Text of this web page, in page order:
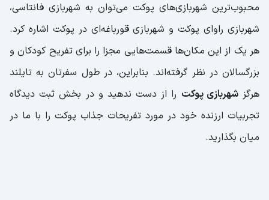
محبوب‌ترین شهربازی‌های پوکت می‌‌توان به شهربازی فانتاسی،
شهربازی راوای پوکت و شهربازی قورباغه‌ای در پوکت اشاره کرد.
هر یک از این مکان‌ها قسمت‌هایی مجزا را برای تفریح کودکان و
بزرگسالان در نظر گرفته‌اند. بنابراین، در طول سفرتان به تایلند
هرگزشهربازی پوکت را از دست ندهید و در بخش ثبت دیدگاه
تجربیات ارزنده خود در مورد تفریحات جذاب پوکت را با ما در
میان بگذارید.